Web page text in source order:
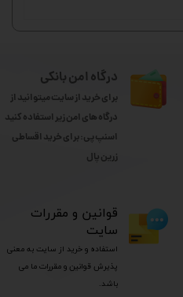
درگاه امن بانکی
برای خرید از سایت میتوانید از
درگاه های امن زیر استفاده کنید
اسنپ پی: برای خرید اقساطی
​​​​​​​زرین پال
​قوانین و مقررات
سایت
استفاده و خرید از سایت به معنی
پذیرش قوانین و مقررات ما می
باشد.